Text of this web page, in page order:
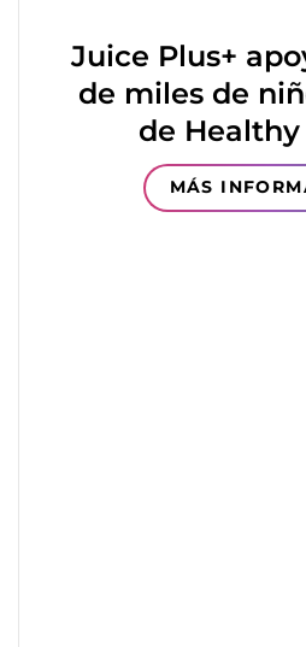
Juice Plus+
de miles de
de Healthy
MÁS